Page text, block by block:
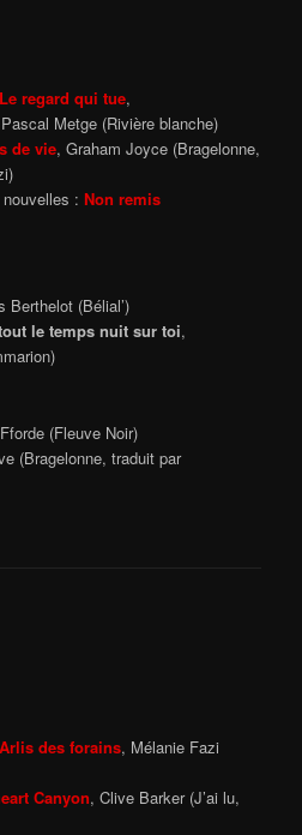
Le regard qui tue,
Metge (Rivière blanche)
de vie, Graham Joyce (Bragelonne,
: Non remis
Berthelot (Bélial’)
le temps nuit sur toi,
(Fleuve Noir)
(Bragelonne, traduit par
Arlis des forains, Mélanie Fazi
Canyon, Clive Barker (J’ai lu,